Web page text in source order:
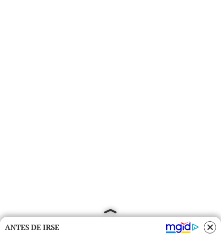
ANTES DE IRSE